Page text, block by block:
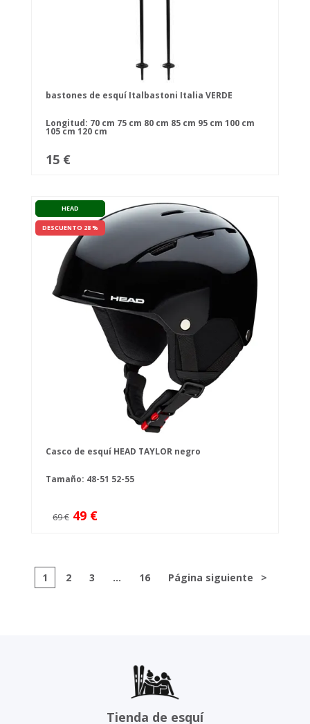
bastones de esquí Italbastoni Italia VERDE
Longitud: 70 cm 75 cm 80 cm 85 cm 95 cm 100 cm
105 cm 120 cm
15 €
HEAD
DESCUENTO 28 %
Casco de esquí HEAD TAYLOR negro
Tamaño: 48-51 52-55
69 € 49 €
1 2 3 ... 16 Página siguiente >
Tienda de esquí